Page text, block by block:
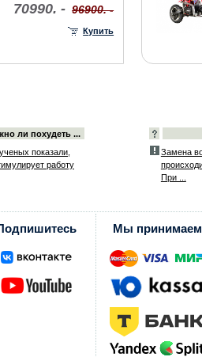
70990. - 96900. -
Купить
ли похудеть ...
показали,
работу
Замена
При ...
Мы принимаем